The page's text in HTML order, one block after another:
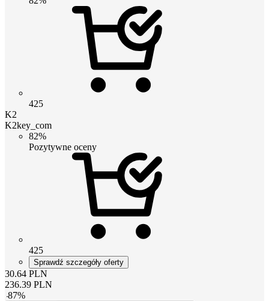
425
K2
K2key_com
82%
Pozytywne oceny
425
Sprawdź szczegóły oferty
30.64 PLN
236.39 PLN
-87%